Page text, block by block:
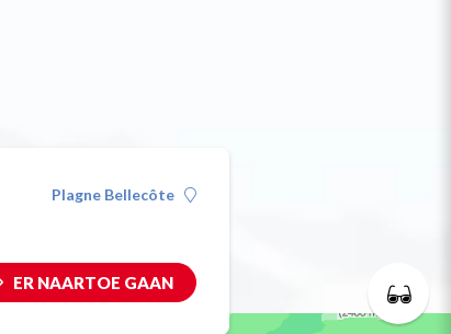
Plagne Bellecôte
ER NAARTOE GAAN